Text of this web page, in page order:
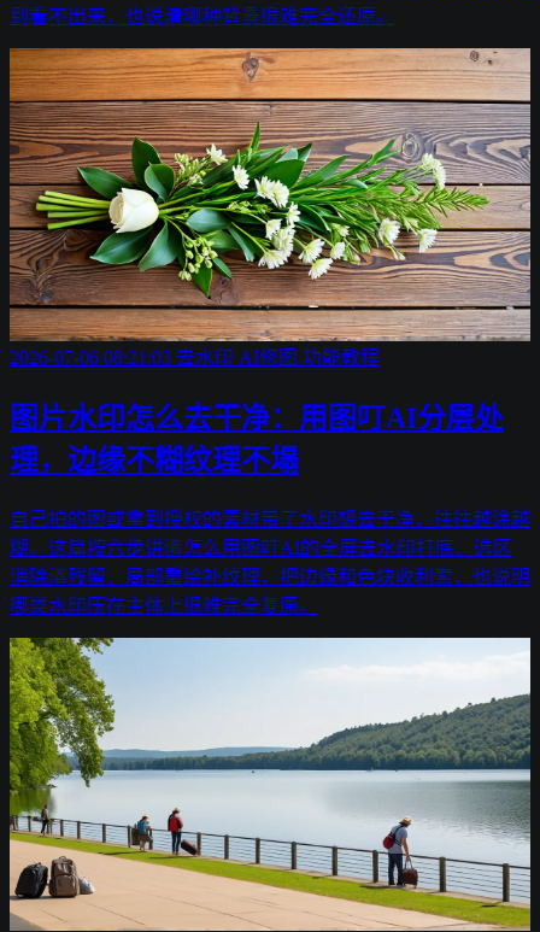
到看不出来，也说清哪种背景很难完全还原。
2026-07-06 08:21:03 去水印 AI修图 功能教程
图片水印怎么去干净：用图叮AI分层处
理，边缘不糊纹理不塌
自己拍的图或拿到授权的素材带了水印想去干净，往往越涂越
糊。这篇按六步讲清怎么用图叮AI的全屏去水印打底、选区
消除清残留、局部重绘补纹理，把边缘和色块收利索，也说明
哪类水印压在主体上很难完全复原。